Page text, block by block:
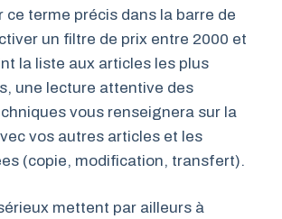
ce terme précis dans la barre de
un filtre de prix entre 2000 et
la liste aux articles les plus
une lecture attentive des
vous renseignera sur la
vos autres articles et les
(copie, modification, transfert).
mettent par ailleurs à